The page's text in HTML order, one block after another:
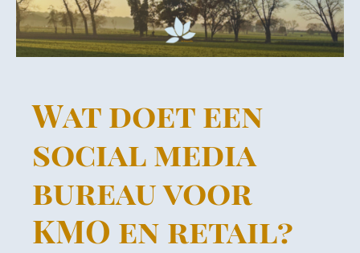
Wat doet een
social media
bureau voor
KMO en retail?